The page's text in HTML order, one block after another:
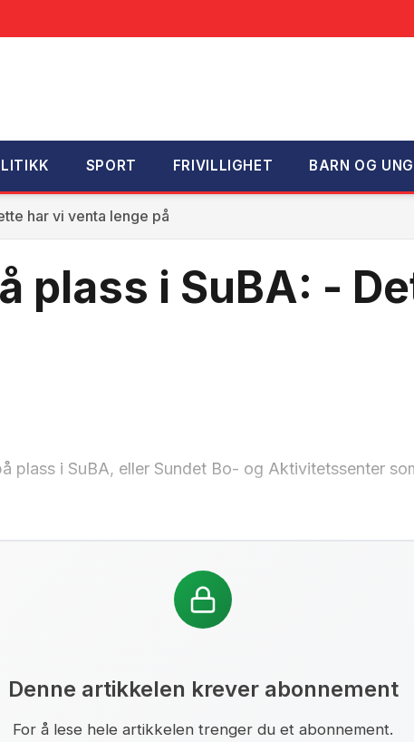
SPORT FRIVILLIGHET BARN OG
har vi venta lenge på
plass i SuBA: -
plass i SuBA, eller Sundet Bo- og Aktivitetssenter
Denne artikkelen krever abonnement
For å lese hele artikkelen trenger du et abonnement.